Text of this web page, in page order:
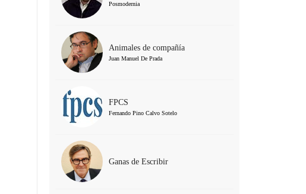
Posmodernia
Animales de compañía
Juan Manuel De Prada
FPCS
Fernando Pino Calvo Sotelo
Ganas de Escribir